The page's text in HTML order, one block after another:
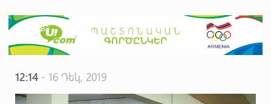
12:14- 16 Դեկ, 2019